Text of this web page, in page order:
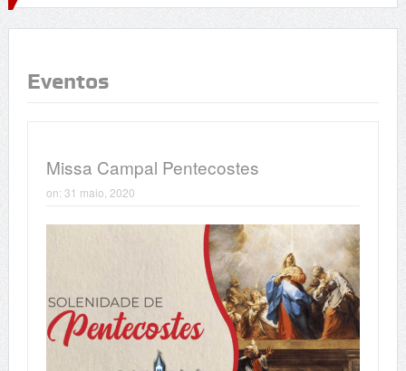
Eventos
Missa Campal Pentecostes
on: 31 maio, 2020